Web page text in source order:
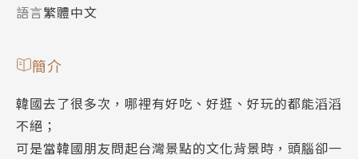
語言繁體中文
簡介
韓國去了很多次，哪裡有好吃、好逛、好玩的都能滔滔
不絕；
可是當韓國朋友問起台灣景點的文化背景時，頭腦卻一